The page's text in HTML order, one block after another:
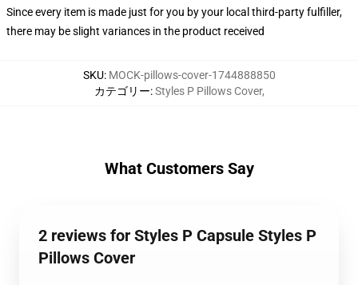
Since every item is made just for you by your local third-party fulfiller,
there may be slight variances in the product received
SKU: MOCK-pillows-cover-1744888850
カテゴリー:Styles P Pillows Cover,
What Customers Say
2 reviews for Styles P Capsule Styles P
Pillows Cover